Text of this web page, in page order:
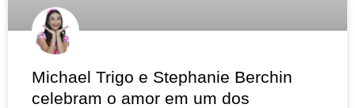
Michael Trigo e Stephanie Berchin
celebram o amor em um dos